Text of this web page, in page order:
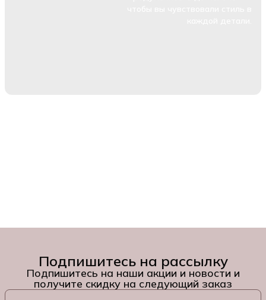
Подпишитесь на рассылку
Подпишитесь на наши акции и новости и
получите скидку на следующий заказ